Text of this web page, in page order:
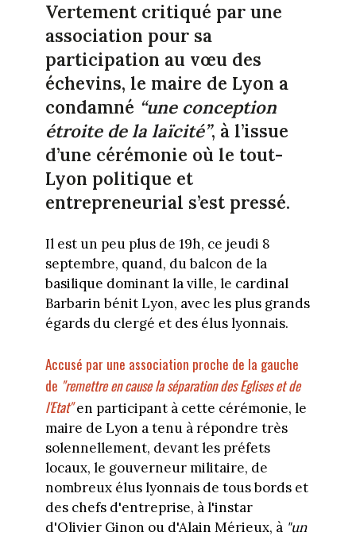
Vertement critiqué par une
association pour sa
participation au vœu des
échevins, le maire de Lyon a
condamné “une conception
étroite de la laïcité”, à l’issue
d’une cérémonie où le tout-
Lyon politique et
entrepreneurial s’est pressé.
Il est un peu plus de 19h, ce jeudi 8
septembre, quand, du balcon de la
basilique dominant la ville, le cardinal
Barbarin bénit Lyon, avec les plus grands
égards du clergé et des élus lyonnais.
Accusé par une association proche de la gauche
de "remettre en cause la séparation des Eglises et de
l'Etat"en participant à cette cérémonie, le
maire de Lyon a tenu à répondre très
solennellement, devant les préfets
locaux, le gouverneur militaire, de
nombreux élus lyonnais de tous bords et
des chefs d'entreprise, à l'instar
d'Olivier Ginon ou d'Alain Mérieux, à "un